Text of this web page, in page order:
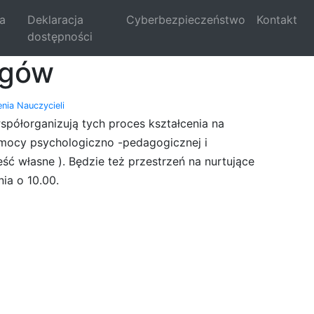
Deklaracja
dostępności
Cyberbezpieczeństwo Kontakt
Nauczycieli
tych proces kształcenia na
psychologiczno -pedagogicznej i
własne ). Będzie też przestrzeń na nurtujące
o 10.00.